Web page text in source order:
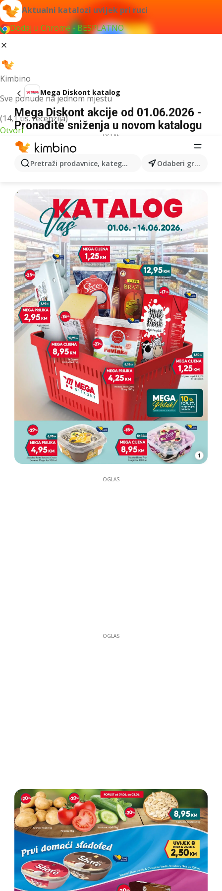
Aktualni katalozi uvijek pri ruci
Dodaj u Chrome - BESPLATNO
Kimbino
Sve ponude na jednom mjestu
(14,1 tis. recenzija)
Otvori
Pretraži prodavnice, kategorije, proizvode... Odaberi grad
Mega Diskont katalog
Mega Diskont akcije od 01.06.2026 -
Pronađite sniženja u novom katalogu
OGLAS
1
OGLAS
OGLAS